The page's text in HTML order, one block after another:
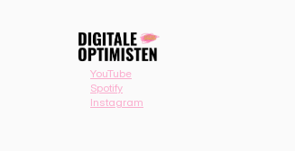
YouTube
Spotify
Instagram